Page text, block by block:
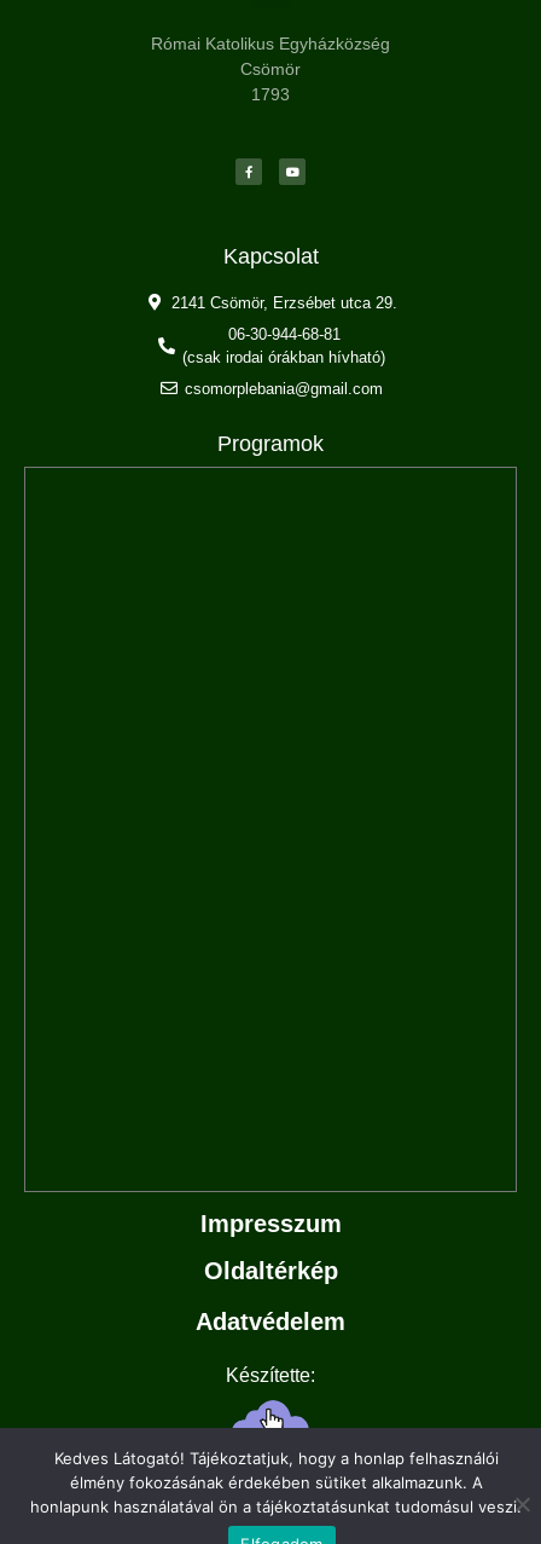
Római Katolikus Egyházközség
Csömör
1793
Kapcsolat
2141 Csömör, Erzsébet utca 29.
06-30-944-68-81
(csak irodai órákban hívható)
csomorplebania@gmail.com
Programok
Impresszum
Oldaltérkép
Adatvédelem
Készítette:
Kedves Látogató! Tájékoztatjuk, hogy a honlap felhasználói
élmény fokozásának érdekében sütiket alkalmazunk. A
honlapunk használatával ön a tájékoztatásunkat tudomásul veszi.